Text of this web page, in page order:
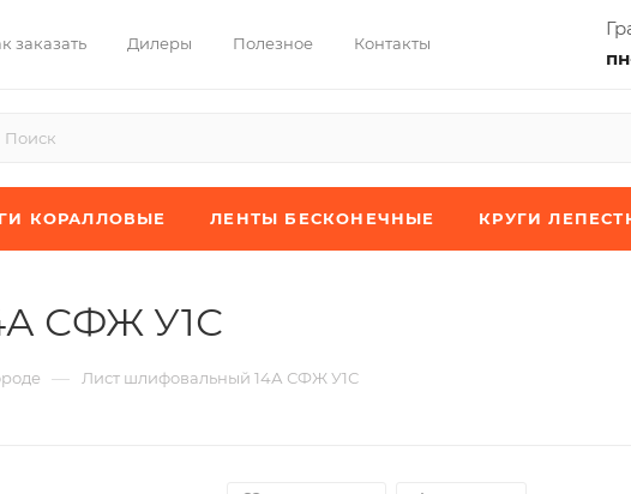
заказать Дилеры Полезное Контакты
КОРАЛЛОВЫЕ ЛЕНТЫ БЕСКОНЕЧНЫЕ КРУГИ
СФЖ У1С
— Лист шлифовальный 14А СФЖ У1С